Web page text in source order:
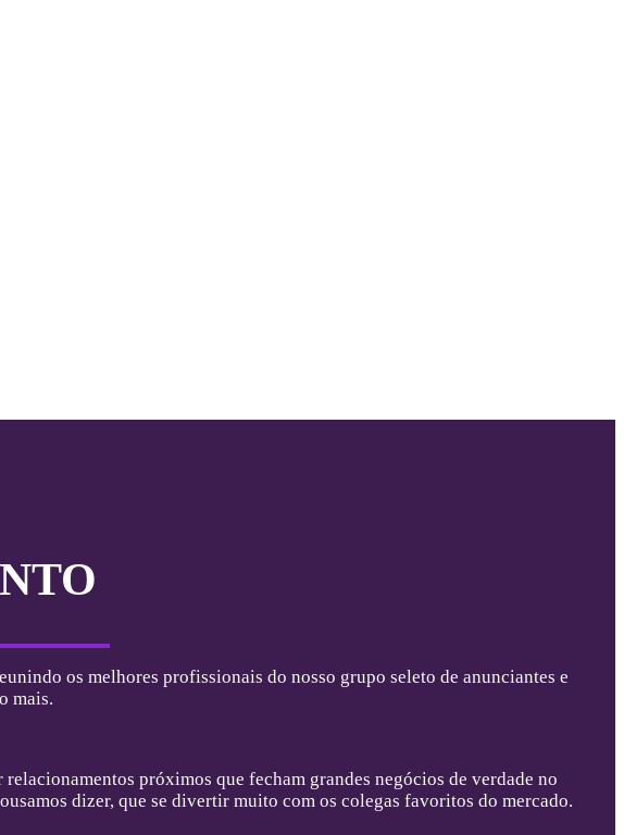
os melhores profissionais do nosso grupo seleto de anunciantes e
mais.
próximos que fecham grandes negócios de verdade no
dizer, que se divertir muito com os colegas favoritos do mercado.